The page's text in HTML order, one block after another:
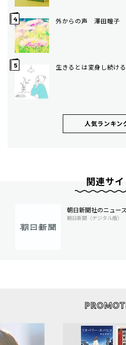
外からの声 澤田瞳子
生きるとは変身し続け
人気ランキン
関連サイ
朝日新聞社のニュー
朝日新聞（デジタル版）